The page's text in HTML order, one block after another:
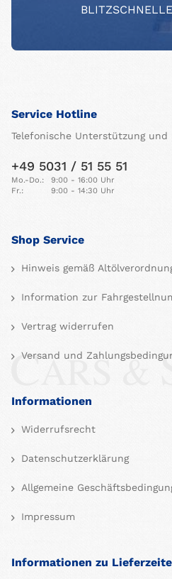
Service Hotline
Telefonische Unterstützung und
+49 5031 / 51 55 51
Mo.-Do.:
9:00 - 16:00 Uhr
Fr.:
9:00 - 14:30 Uhr
Shop Service
Hinweis gemäß
Information zur
Vertrag widerrufen
Versand und
Informationen
Widerrufsrecht
Datenschutzerklärung
Allgemeine
Impressum
Informationen zu